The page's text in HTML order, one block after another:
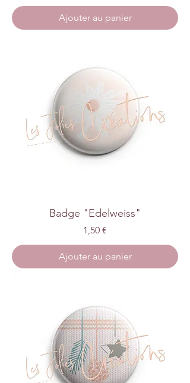
Ajouter au panier
Badge "Edelweiss"
Prix
1,50 €
Ajouter au panier